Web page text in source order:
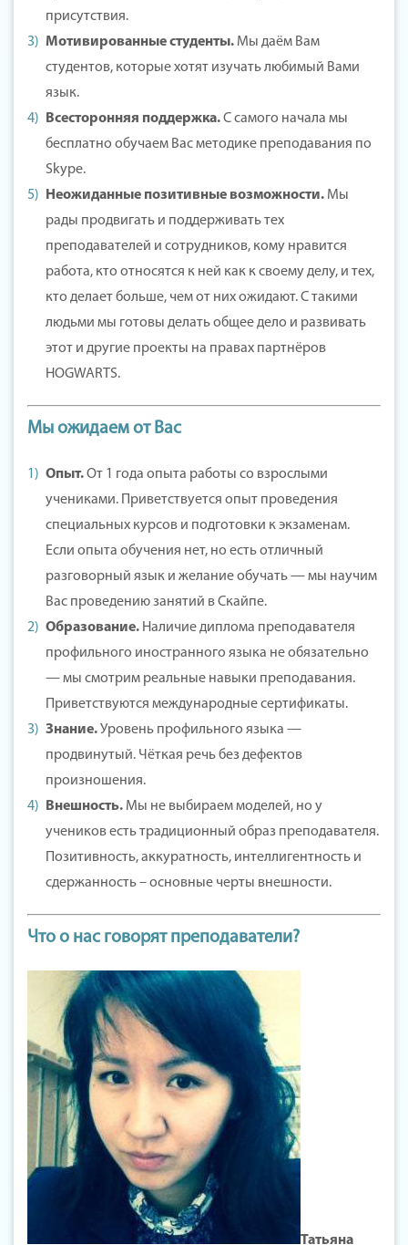
присутствия.
Мотивированные студенты. Мы даём Вам
студентов, которые хотят изучать любимый Вами
язык.
Всесторонняя поддержка.С самого начала мы
бесплатно обучаем Вас методике преподавания по
Skype.
Неожиданные позитивные возможности. Мы
рады продвигать и поддерживать тех
преподавателей и сотрудников, кому нравится
работа, кто относятся к ней как к своему делу, и тех,
кто делает больше, чем от них ожидают. С такими
людьми мы готовы делать общее дело и развивать
этот и другие проекты на правах партнёров
HOGWARTS.
Мы ожидаем от Вас
Опыт.От 1 года опыта работы со взрослыми
учениками. Приветствуется опыт проведения
специальных курсов и подготовки к экзаменам.
Если опыта обучения нет, но есть отличный
разговорный язык и желание обучать — мы научим
Вас проведению занятий в Скайпе.
Образование. Наличие диплома преподавателя
профильного иностранного языка не обязательно
— мы смотрим реальные навыки преподавания.
Приветствуются международные сертификаты.
Знание.Уровень профильного языка —
продвинутый. Чёткая речь без дефектов
произношения.
Внешность. Мы не выбираем моделей, но у
учеников есть традиционный образ преподавателя.
Позитивность, аккуратность, интеллигентность и
сдержанность – основные черты внешности.
Что о нас говорят преподаватели?
Татьяна